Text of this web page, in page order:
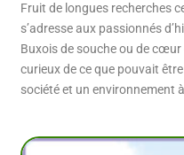
Fruit de longues recherches
s’adresse aux passionnés
Buxois de souche ou de
curieux de ce que pouvait
société et un environnement